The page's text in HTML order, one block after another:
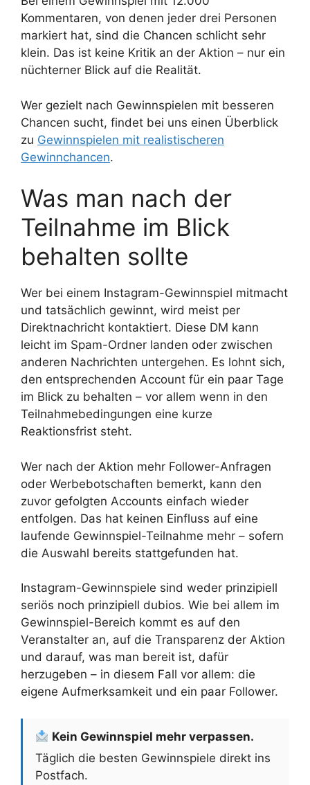
Kommentaren, von denen jeder drei Personen
markiert hat, sind die Chancen schlicht sehr
klein. Das ist keine Kritik an der Aktion – nur ein
nüchterner Blick auf die Realität.
Wer gezielt nach Gewinnspielen mit besseren
Chancen sucht, findet bei uns einen Überblick
zu Gewinnspielen mit realistischeren
Gewinnchancen.
Was man nach der
Teilnahme im Blick
behalten sollte
Wer bei einem Instagram-Gewinnspiel mitmacht
und tatsächlich gewinnt, wird meist per
Direktnachricht kontaktiert. Diese DM kann
leicht im Spam-Ordner landen oder zwischen
anderen Nachrichten untergehen. Es lohnt sich,
den entsprechenden Account für ein paar Tage
im Blick zu behalten – vor allem wenn in den
Teilnahmebedingungen eine kurze
Reaktionsfrist steht.
Wer nach der Aktion mehr Follower-Anfragen
oder Werbebotschaften bemerkt, kann den
zuvor gefolgten Accounts einfach wieder
entfolgen. Das hat keinen Einfluss auf eine
laufende Gewinnspiel-Teilnahme mehr – sofern
die Auswahl bereits stattgefunden hat.
Instagram-Gewinnspiele sind weder prinzipiell
seriös noch prinzipiell dubios. Wie bei allem im
Gewinnspiel-Bereich kommt es auf den
Veranstalter an, auf die Transparenz der Aktion
und darauf, was man bereit ist, dafür
herzugeben – in diesem Fall vor allem: die
eigene Aufmerksamkeit und ein paar Follower.
Kein Gewinnspiel mehr verpassen.
Täglich die besten Gewinnspiele direkt ins
Postfach.